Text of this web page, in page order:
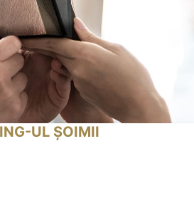
UL ȘOIMII